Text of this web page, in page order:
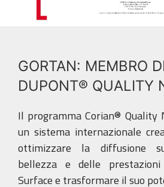
GORTAN: MEMBRO
DUPONT® QUALITY
Il programma Corian®
un sistema internazionale
ottimizzare la diffusione
bellezza e delle
Surface e trasformare il suo